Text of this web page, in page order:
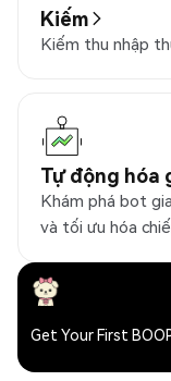
Kiếm
Kiếm thu nhập
Tự động hóa
Khám phá bot
và tối ưu hóa
Get Your First